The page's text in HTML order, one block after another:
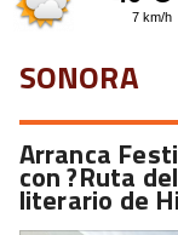
SONORA
Arranca
con ?Ruta
literario de